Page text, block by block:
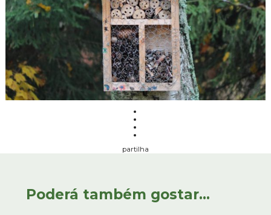
partilha
Poderá também gostar...